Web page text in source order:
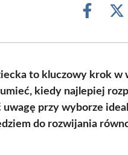
Share
to kluczowy krok w
kiedy najlepiej
przy wyborze
do rozwijania